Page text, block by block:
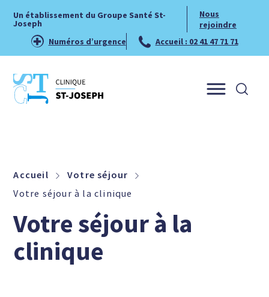
Un établissement du Groupe Santé St-
Joseph
Nous
rejoindre
Numéros d’urgence
Accueil : 02 41 47 71 71
Accueil
Votre séjour
Votre séjour à la clinique
Votre séjour à la
clinique